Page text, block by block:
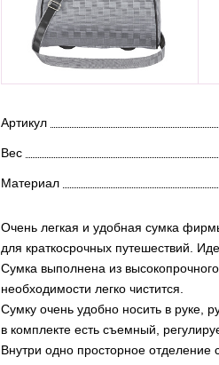
Артикул
Вес
Материал
Очень легкая и удобная сумка
для краткосрочных путешествий.
Сумка выполнена из
необходимости легко чистится.
Сумку очень удобно носить в руке,
в комплекте есть съемный,
Внутри одно просторное